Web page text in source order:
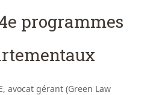
programmes
avocat gérant (Green Law